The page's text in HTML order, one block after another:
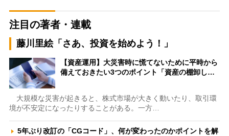
注目の著者・連載
藤川里絵「さあ、投資を始めよう！」
【資産運用】大災害時に慌てないために平時から
備えておきたい3つのポイント「資産の棚卸し…
大規模な災害が起きると、株式市場が大きく動いたり、取引環
境が不安定になったりすることがある。一方…
5年ぶり改訂の「CGコード」、何が変わったのかポイントを解